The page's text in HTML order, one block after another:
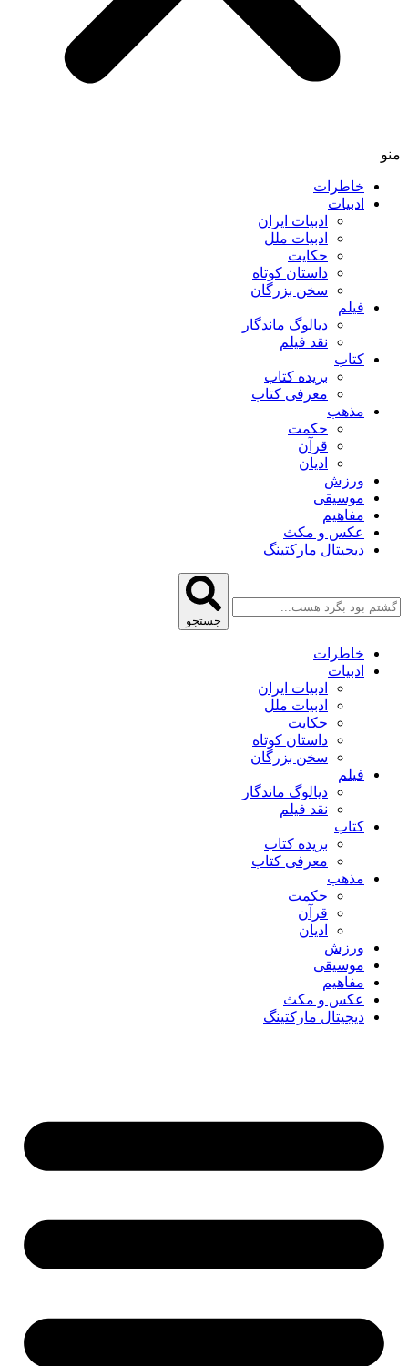
منو
خاطرات
ادبیات
ادبیات ایران
ادبیات ملل
حکایت
داستان کوتاه
سخن بزرگان
فیلم
دیالوگ ماندگار
نقد فیلم
کتاب
بریده کتاب
معرفی کتاب
مذهب
حکمت
قرآن
ادیان
ورزش
موسیقی
مفاهیم
عکس و مکث
دیجیتال مارکتینگ
جستجو
خاطرات
ادبیات
ادبیات ایران
ادبیات ملل
حکایت
داستان کوتاه
سخن بزرگان
فیلم
دیالوگ ماندگار
نقد فیلم
کتاب
بریده کتاب
معرفی کتاب
مذهب
حکمت
قرآن
ادیان
ورزش
موسیقی
مفاهیم
عکس و مکث
دیجیتال مارکتینگ